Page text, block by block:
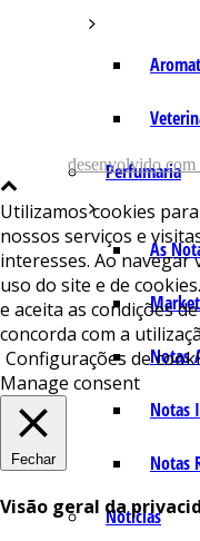
Perfumaria
As
Notas
Notas
Notas
Notícias
desenvolvido com
Utilizamos cookies
nossos serviços e
interesses. Ao navegar
uso do site e de
e aceita as condições
concorda com a
Configurações de
Manage consent
Fechar
Visão geral da